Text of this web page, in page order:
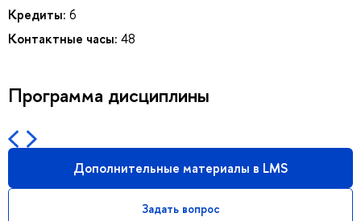
Кредиты: 6
Контактные часы: 48
Программа дисциплины
Дополнительные материалы в LMS
Задать вопрос